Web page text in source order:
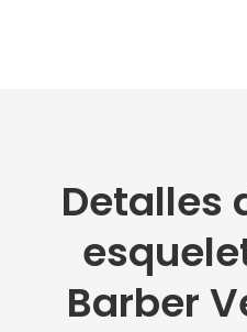
Detalles
Barber